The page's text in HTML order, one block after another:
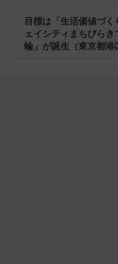
目標は「生活価値づ
ェイシティまちびら
輪」が誕生（東京都港